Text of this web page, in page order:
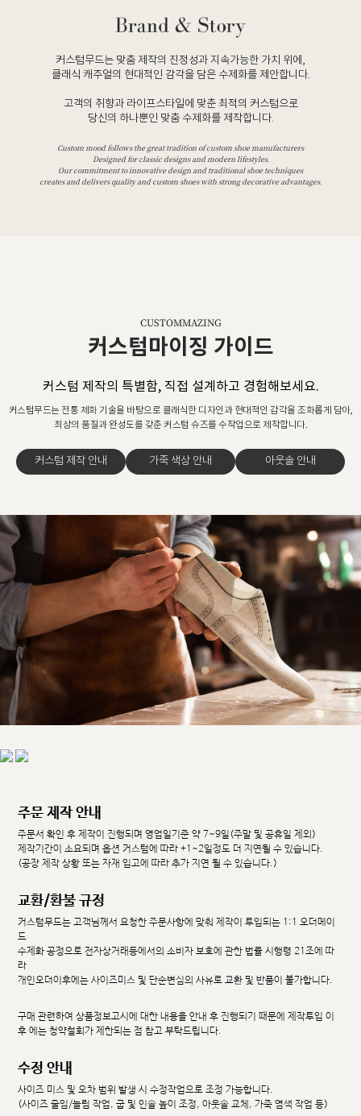
커스텀무드는 맞춤 제작의 진정성과 지속가능한 가치 위에,
클래식 캐주얼의 현대적인 감각을 담은 수제화를 제안합니다.
고객의 취향과 라이프스타일에 맞춘 최적의 커스텀으로
당신의 하나뿐인 맞춤 수제화를 제작합니다.
Custom mood follows the great tradition of custom shoe manufacturers
Designed for classic designs and modern lifestyles.
Our commitment to innovative design and traditional shoe techniques
creates and delivers quality and custom shoes with strong decorative advantages.
CUSTOMMAZING
커스텀마이징 가이드
커스텀 제작의 특별함, 직접 설계하고 경험해보세요.
커스텀무드는 전통 제화 기술을 바탕으로 클래식한 디자인과 현대적인 감각을 조화롭게 담아,
최상의 품질과 완성도를 갖춘 커스텀 슈즈를 수작업으로 제작합니다.
커스텀 제작 안내 가죽 색상 안내 아웃솔 안내
주문 제작 안내
주문서 확인 후 제작이 진행되며 영업일기준 약 7~9일(주말 및 공휴일 제외)
제작기간이 소요되며 옵션 커스텀에 따라 +1~2일정도 더 지연될 수 있습니다.
(공장 제작 상황 또는 자재 입고에 따라 추가 지연 될 수 있습니다.)
교환/환불 규정
커스텀무드는 고객님께서 요청한 주문사항에 맞춰 제작이 투입되는 1:1 오더메이
드
수제화 공정으로 전자상거래등에서의 소비자 보호에 관한 법률 시행령 21조에 따
라
개인오더이후에는 사이즈미스 및 단순변심의 사유로 교환 및 반품이 불가합니다.
구매 관련하여 상품정보고시에 대한 내용을 안내 후 진행되기 때문에 제작투입 이
후 에는 청약철회가 제한되는 점 참고 부탁드립니다.
수정 안내
사이즈 미스 및 오차 범위 발생 시 수정작업으로 조정 가능합니다.
(사이즈 줄임/늘림 작업, 굽 및 인솔 높이 조정, 아웃솔 교체, 가죽 염색 작업 등)